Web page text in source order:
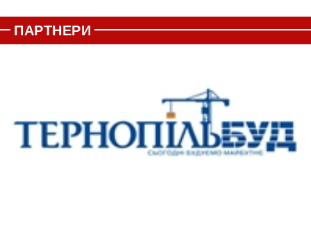
ПАРТНЕРИ